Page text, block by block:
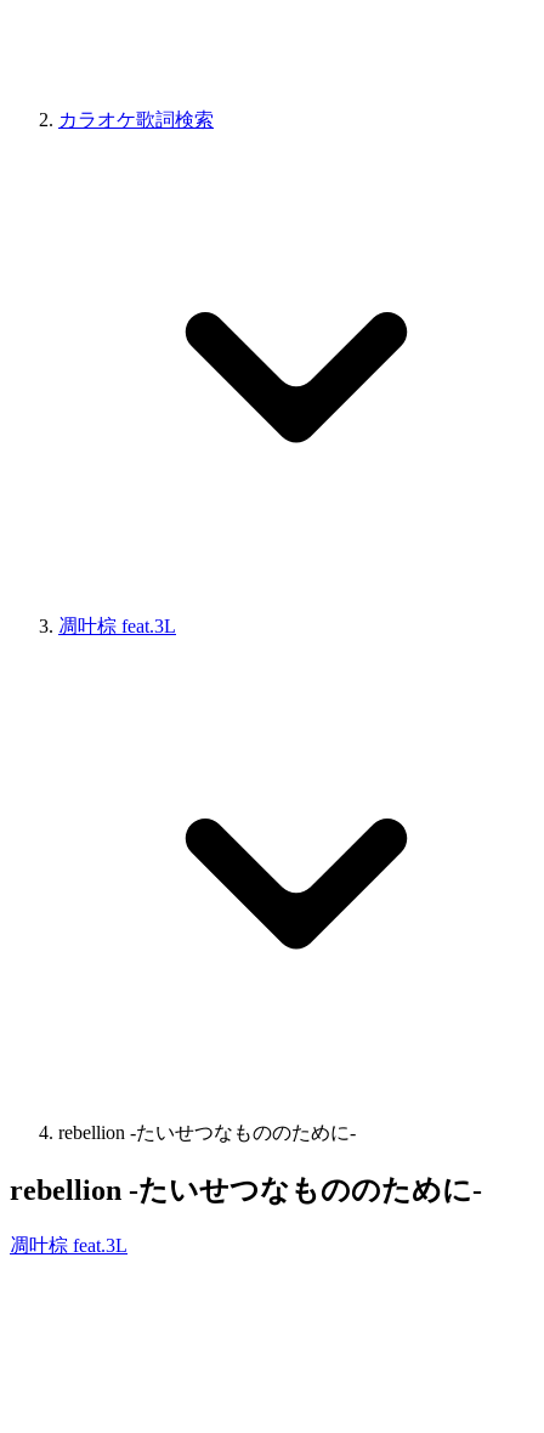
カラオケ歌詞検索
凋叶棕 feat.3L
rebellion -たいせつなもののために-
rebellion -たいせつなもののために-
凋叶棕 feat.3L